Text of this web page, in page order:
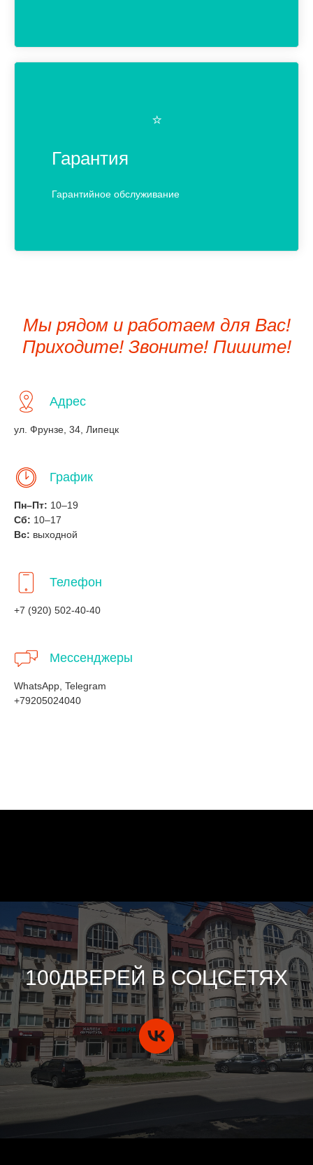
⭐️
Гарантия
Гарантийное обслуживание
Мы рядом и работаем для Вас!
Приходите! Звоните! Пишите!
Адрес
ул. Фрунзе, 34, Липецк
График
Пн–Пт: 10–19
Сб: 10–17
Вс: выходной
Телефон
+7 (920) 502-40-40
Мессенджеры
WhatsApp, Telegram
+79205024040
100ДВЕРЕЙ В СОЦСЕТЯХ